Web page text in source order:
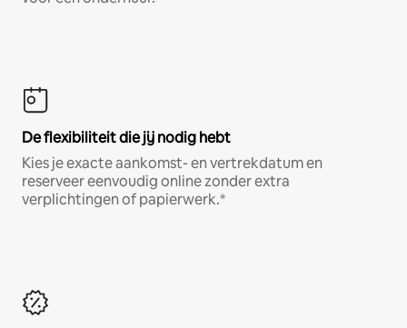
De flexibiliteit die jij nodig hebt
Kies je exacte aankomst- en vertrekdatum en
reserveer eenvoudig online zonder extra
verplichtingen of papierwerk.*